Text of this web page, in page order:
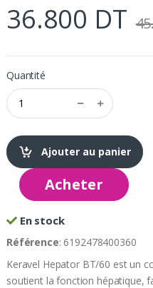
36.800 DT
Quantité
Ajouter au panier
Acheter
En stock
Référence: 6192478400360
Keravel Hepator BT/60 est un
soutient la fonction hépatique,